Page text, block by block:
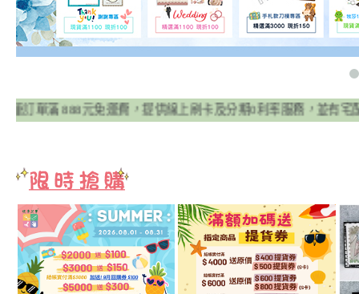
888元免運費，提供線上刷卡及分期0利率服務，並有宅配貨到